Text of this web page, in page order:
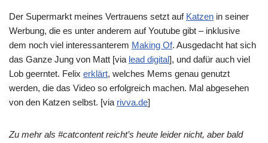
Der Supermarkt meines Vertrauens setzt auf Katzen in seiner
Werbung, die es unter anderem auf Youtube gibt – inklusive
dem noch viel interessanterem Making Of. Ausgedacht hat sich
das Ganze Jung von Matt [via lead digital], und dafür auch viel
Lob geerntet. Felix erklärt, welches Mems genau genutzt
werden, die das Video so erfolgreich machen. Mal abgesehen
von den Katzen selbst. [via rivva.de]
Zu mehr als #catcontent reicht’s heute leider nicht, aber bald